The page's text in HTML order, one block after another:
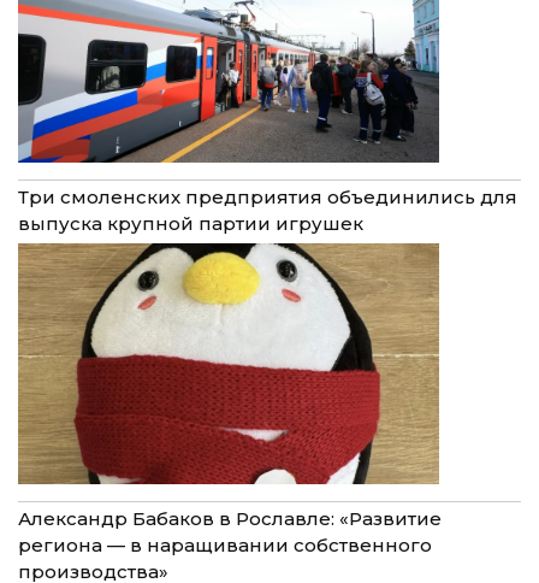
Три смоленских предприятия объединились для
выпуска крупной партии игрушек
Александр Бабаков в Рославле: «Развитие
региона — в наращивании собственного
производства»